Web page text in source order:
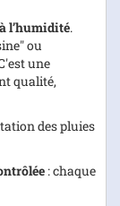
l’humidité.
ou
une
qualité,
des pluies
: chaque